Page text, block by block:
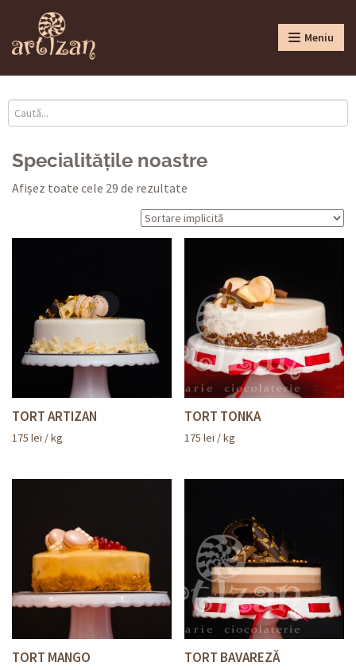
Meniu
Specialitățile noastre
Afișez toate cele 29 de rezultate
TORT ARTIZAN
175 lei / kg
TORT TONKA
175lei / kg
TORT MANGO TORT BAVAREZĂ